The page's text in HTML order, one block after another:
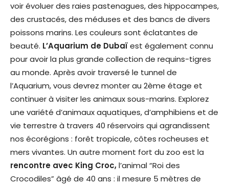
voir évoluer des raies pastenagues, des hippocampes,
des crustacés, des méduses et des bancs de divers
poissons marins. Les couleurs sont éclatantes de
beauté. L’Aquarium de Dubaïest également connu
pour avoir la plus grande collection de requins-tigres
au monde. Après avoir traversé le tunnel de
l’Aquarium, vous devrez monter au 2ème étage et
continuer à visiter les animaux sous-marins. Explorez
une variété d’animaux aquatiques, d’amphibiens et de
vie terrestre à travers 40 réservoirs qui agrandissent
nos écorégions : forêt tropicale, côtes rocheuses et
mers vivantes. Un autre moment fort du zoo est la
rencontre avec King Croc,l’animal “Roi des
Crocodiles” âgé de 40 ans : il mesure 5 mètres de